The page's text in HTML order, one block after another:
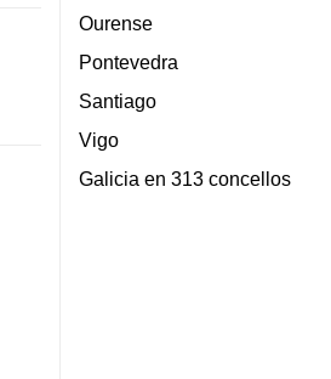
Ourense
Pontevedra
Santiago
Vigo
Galicia en 313 concellos